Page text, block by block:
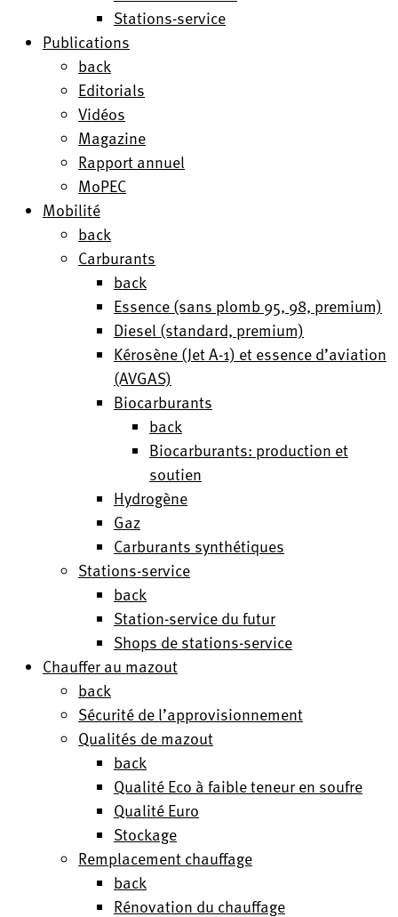
Stations-service
Publications
back
Editorials
Vidéos
Magazine
Rapport annuel
MoPEC
Mobilité
back
Carburants
back
Essence (sans plomb 95, 98, premium)
Diesel (standard, premium)
Kérosène (Jet A-1) et essence d’aviation
(AVGAS)
Biocarburants
back
Biocarburants: production et
soutien
Hydrogène
Gaz
Carburants synthétiques
Stations-service
back
Station-service du futur
Shops de stations-service
Chauffer au mazout
back
Sécurité de l’approvisionnement
Qualités de mazout
back
Qualité Eco à faible teneur en soufre
Qualité Euro
Stockage
Remplacement chauffage
back
Rénovation du chauffage